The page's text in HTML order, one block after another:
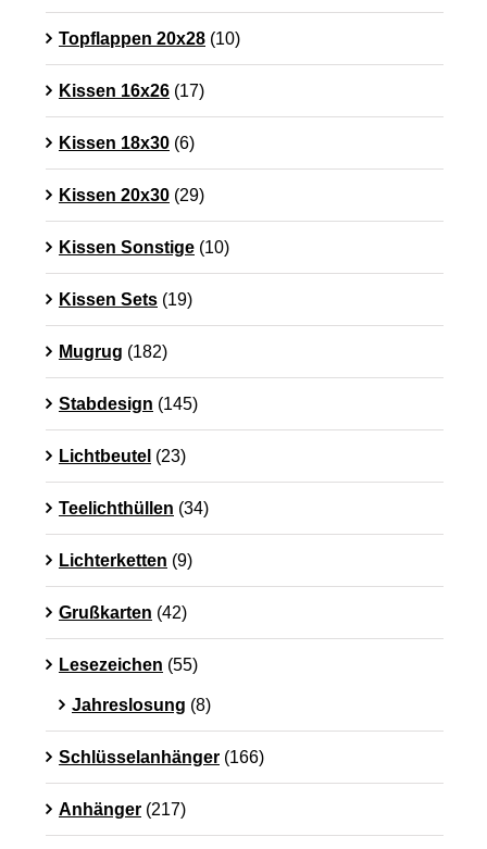
Topflappen 20x28 (10)
Kissen 16x26 (17)
Kissen 18x30 (6)
Kissen 20x30 (29)
Kissen Sonstige (10)
Kissen Sets (19)
Mugrug (182)
Stabdesign (145)
Lichtbeutel (23)
Teelichthüllen (34)
Lichterketten (9)
Grußkarten (42)
Lesezeichen (55)
Jahreslosung (8)
Schlüsselanhänger (166)
Anhänger (217)